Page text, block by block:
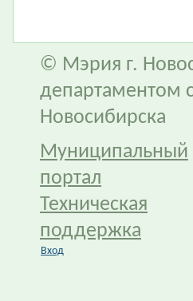
© Мэрия г.
департаментом
Новосибирска
Муниципальный
портал
Техническая
поддержка
Вход